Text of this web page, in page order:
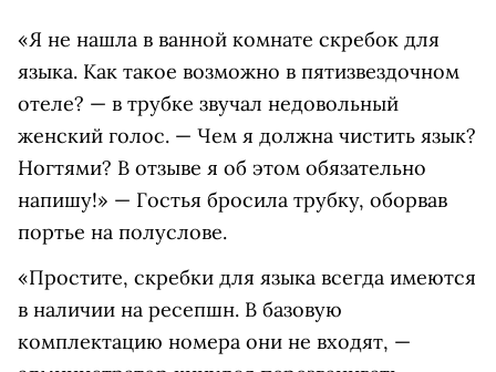
«Я не нашла в ванной комнате скребок для
языка. Как такое возможно в пятизвездочном
отеле? — в трубке звучал недовольный
женский голос. — Чем я должна чистить язык?
Ногтями? В отзыве я об этом обязательно
напишу!» — Гостья бросила трубку, оборвав
портье на полуслове.
«Простите, скребки для языка всегда имеются
в наличии на ресепшн. В базовую
комплектацию номера они не входят, —